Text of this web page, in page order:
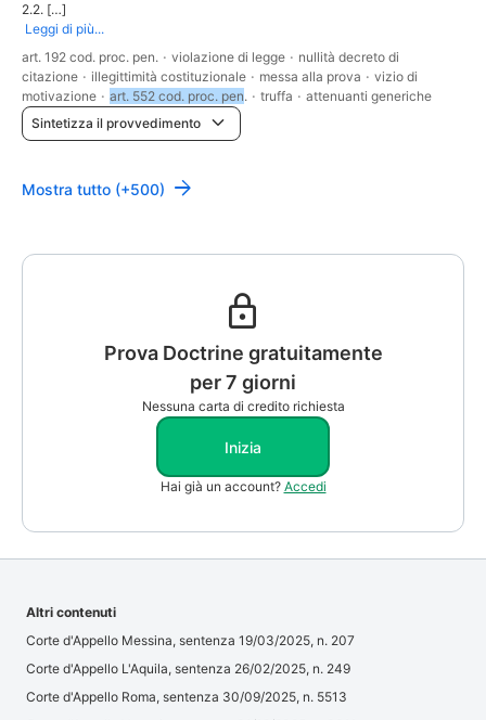
2.2. […]
Leggi di più...
art. 192 cod. proc. pen. · violazione di legge · nullità decreto di
citazione · illegittimità costituzionale · messa alla prova · vizio di
motivazione · art. 552 cod. proc. pen. · truffa · attenuanti generiche
Sintetizza il provvedimento
Mostra tutto (+500)
Prova Doctrine gratuitamente
per 7 giorni
Nessuna carta di credito richiesta
Inizia
Hai già un account? Accedi
Altri contenuti
Corte d'Appello Messina, sentenza 19/03/2025, n. 207
Corte d'Appello L'Aquila, sentenza 26/02/2025, n. 249
Corte d'Appello Roma, sentenza 30/09/2025, n. 5513